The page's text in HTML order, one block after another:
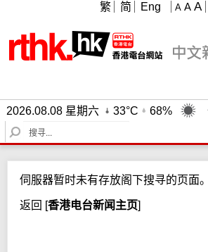
A A A
繁 简 Eng
2026.08.08 星期六 33°C
68%
S
e
c
h
伺服器暂时未有存放阁下搜寻的页面。
返回 [香港电台新闻主页]